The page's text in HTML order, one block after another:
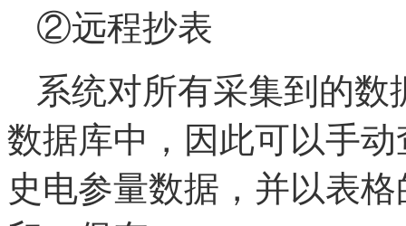
②远程抄表
系统对所有采集到的
数据库中，因此可以手
史电参量数据，并以表